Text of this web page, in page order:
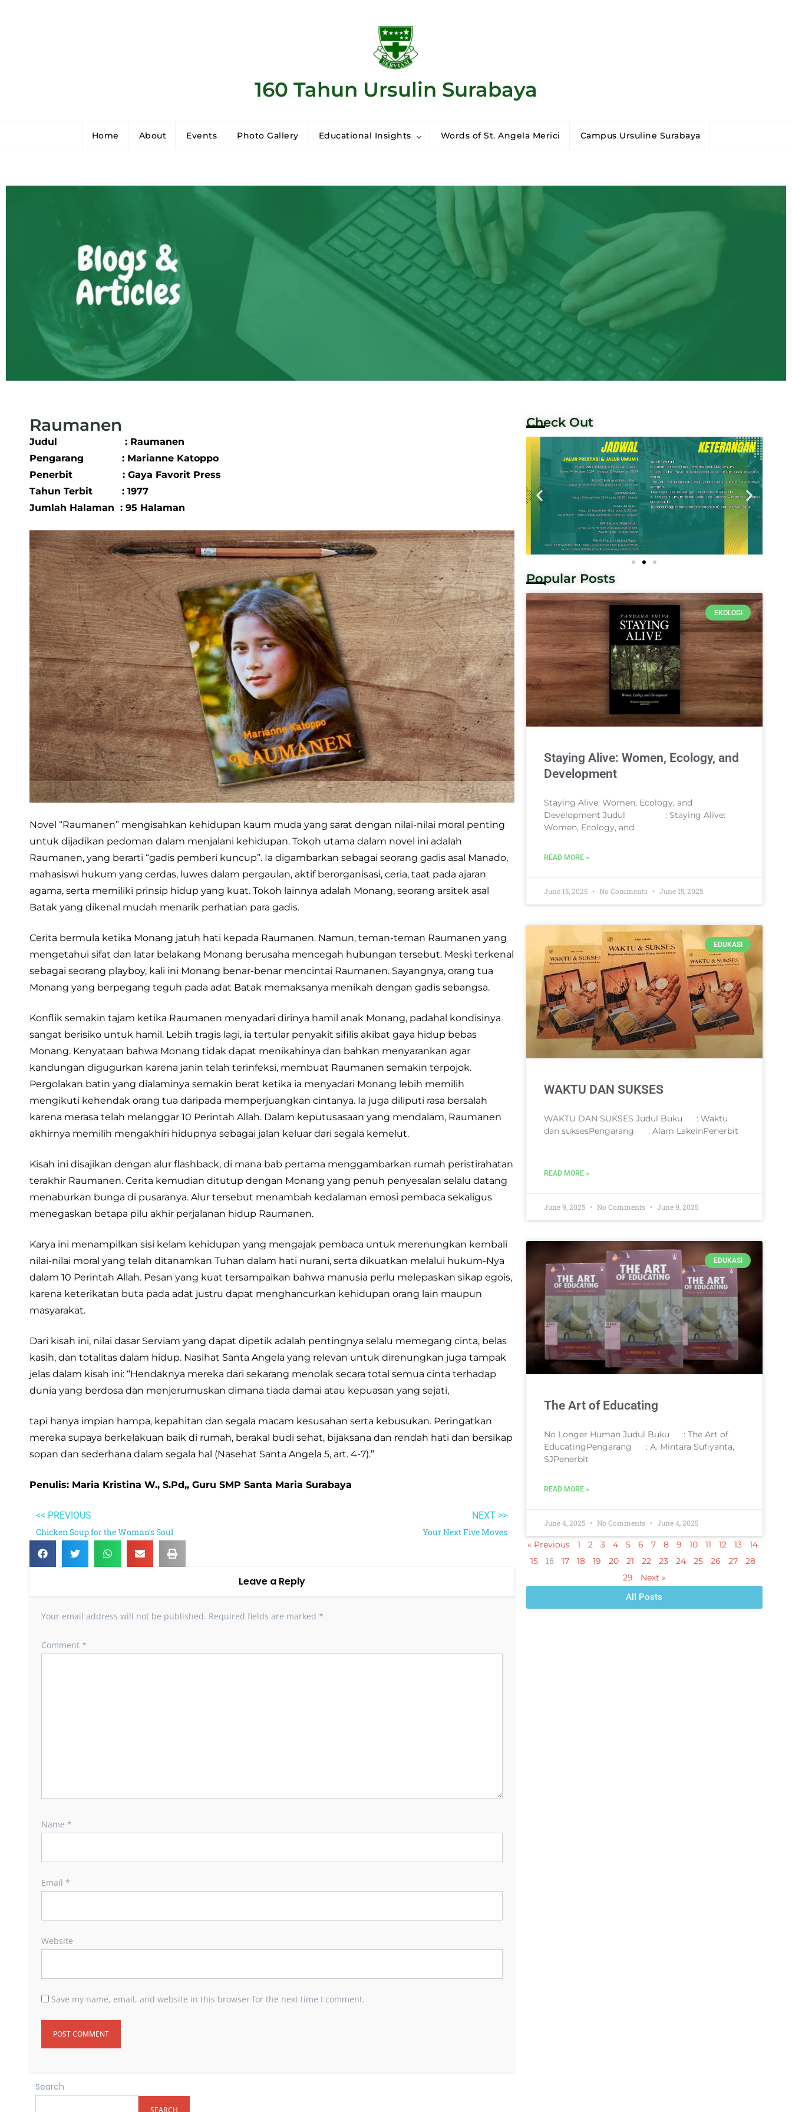
160 Tahun Ursulin Surabaya
Home About Events Photo Gallery Educational Insights Words of St. Angela Merici Campus Ursuline Surabaya
Raumanen
Judul : Raumanen
Pengarang : Marianne Katoppo
Penerbit : Gaya Favorit Press
Tahun Terbit : 1977
Jumlah Halaman : 95 Halaman
Novel “Raumanen” mengisahkan kehidupan kaum muda yang sarat dengan nilai-nilai moral penting
untuk dijadikan pedoman dalam menjalani kehidupan. Tokoh utama dalam novel ini adalah
Raumanen, yang berarti “gadis pemberi kuncup”. Ia digambarkan sebagai seorang gadis asal Manado,
mahasiswi hukum yang cerdas, luwes dalam pergaulan, aktif berorganisasi, ceria, taat pada ajaran
agama, serta memiliki prinsip hidup yang kuat. Tokoh lainnya adalah Monang, seorang arsitek asal
Batak yang dikenal mudah menarik perhatian para gadis.
Cerita bermula ketika Monang jatuh hati kepada Raumanen. Namun, teman-teman Raumanen yang
mengetahui sifat dan latar belakang Monang berusaha mencegah hubungan tersebut. Meski terkenal
sebagai seorang playboy, kali ini Monang benar-benar mencintai Raumanen. Sayangnya, orang tua
Monang yang berpegang teguh pada adat Batak memaksanya menikah dengan gadis sebangsa.
Konflik semakin tajam ketika Raumanen menyadari dirinya hamil anak Monang, padahal kondisinya
sangat berisiko untuk hamil. Lebih tragis lagi, ia tertular penyakit sifilis akibat gaya hidup bebas
Monang. Kenyataan bahwa Monang tidak dapat menikahinya dan bahkan menyarankan agar
kandungan digugurkan karena janin telah terinfeksi, membuat Raumanen semakin terpojok.
Pergolakan batin yang dialaminya semakin berat ketika ia menyadari Monang lebih memilih
mengikuti kehendak orang tua daripada memperjuangkan cintanya. Ia juga diliputi rasa bersalah
karena merasa telah melanggar 10 Perintah Allah. Dalam keputusasaan yang mendalam, Raumanen
akhirnya memilih mengakhiri hidupnya sebagai jalan keluar dari segala kemelut.
Kisah ini disajikan dengan alur flashback, di mana bab pertama menggambarkan rumah peristirahatan
terakhir Raumanen. Cerita kemudian ditutup dengan Monang yang penuh penyesalan selalu datang
menaburkan bunga di pusaranya. Alur tersebut menambah kedalaman emosi pembaca sekaligus
menegaskan betapa pilu akhir perjalanan hidup Raumanen.
Karya ini menampilkan sisi kelam kehidupan yang mengajak pembaca untuk merenungkan kembali
nilai-nilai moral yang telah ditanamkan Tuhan dalam hati nurani, serta dikuatkan melalui hukum-Nya
dalam 10 Perintah Allah. Pesan yang kuat tersampaikan bahwa manusia perlu melepaskan sikap egois,
karena keterikatan buta pada adat justru dapat menghancurkan kehidupan orang lain maupun
masyarakat.
Dari kisah ini, nilai dasar Serviam yang dapat dipetik adalah pentingnya selalu memegang cinta, belas
kasih, dan totalitas dalam hidup. Nasihat Santa Angela yang relevan untuk direnungkan juga tampak
jelas dalam kisah ini: “Hendaknya mereka dari sekarang menolak secara total semua cinta terhadap
dunia yang berdosa dan menjerumuskan dimana tiada damai atau kepuasan yang sejati,
tapi hanya impian hampa, kepahitan dan segala macam kesusahan serta kebusukan. Peringatkan
mereka supaya berkelakuan baik di rumah, berakal budi sehat, bijaksana dan rendah hati dan bersikap
sopan dan sederhana dalam segala hal (Nasehat Santa Angela 5, art. 4-7).”
Penulis: Maria Kristina W., S.Pd,, Guru SMP Santa Maria Surabaya
<< PREVIOUS
Chicken Soup for the Woman’s Soul
NEXT >>
Your Next Five Moves
Leave a Reply
Your email address will not be published. Required fields are marked *
Comment *
Name *
Email *
Website
Save my name, email, and website in this browser for the next time I comment.
Search
Check Out
Popular Posts
EKOLOGI
Staying Alive: Women, Ecology, and
Development
Staying Alive: Women, Ecology, and
Development Judul : Staying Alive:
Women, Ecology, and
READ MORE »
June 15, 2025 No Comments June 15, 2025
EDUKASI
WAKTU DAN SUKSES
WAKTU DAN SUKSES Judul Buku : Waktu
dan suksesPengarang : Alam LakeinPenerbit
READ MORE »
June 9, 2025 No Comments June 9, 2025
EDUKASI
The Art of Educating
No Longer Human Judul Buku : The Art of
EducatingPengarang : A. Mintara Sufiyanta,
SJPenerbit
READ MORE »
June 4, 2025 No Comments June 4, 2025
« Previous 1 2 3 4 5 6 7 8 9 10 11 12 13
14
15
16 17 18 19 20 21 22 23 24 25 26 27
28
29
Next »
All Posts